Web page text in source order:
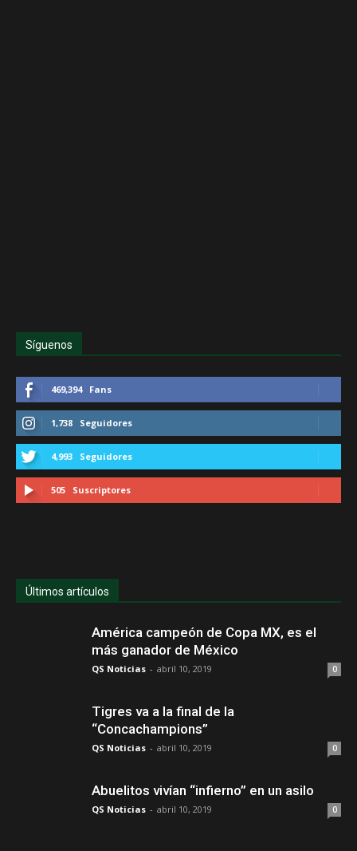
Síguenos
469,394 Fans
1,738 Seguidores
4,993 Seguidores
505 Suscriptores
Últimos artículos
América campeón de Copa MX, es el
más ganador de México
QS Noticias - abril 10, 2019 0
Tigres va a la final de la
“Concachampions”
QS Noticias - abril 10, 2019 0
Abuelitos vivían “infierno” en un asilo
QS Noticias - abril 10, 2019 0